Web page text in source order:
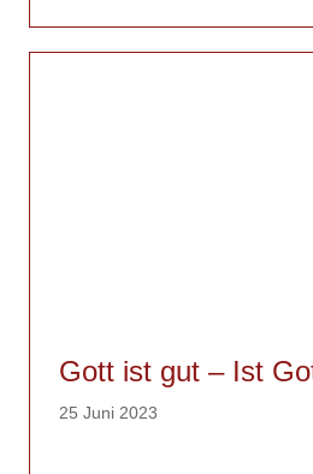
Gott ist gut – Ist
25 Juni 2023